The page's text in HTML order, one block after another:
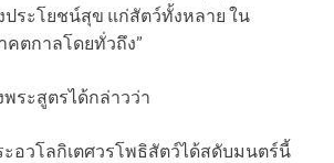
ประโยชน์สุข แก่สัตว์ทั้งหลาย ใน
ตกาลโดยทั่วถึง”
ระสูตรได้กล่าวว่า
อวโลกิเตศวรโพธิสัตว์ได้สดับมนตร์นี้